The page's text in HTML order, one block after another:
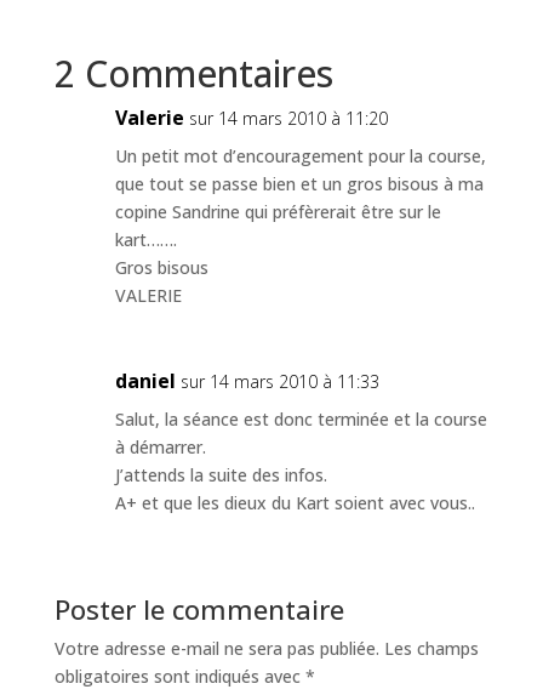
2 Commentaires
Valerie sur 14 mars 2010 à 11:20
Un petit mot d’encouragement pour la course,
que tout se passe bien et un gros bisous à ma
copine Sandrine qui préfèrerait être sur le
kart…….
Gros bisous
VALERIE
daniel sur 14 mars 2010 à 11:33
Salut, la séance est donc terminée et la course
à démarrer.
J’attends la suite des infos.
A+ et que les dieux du Kart soient avec vous..
Poster le commentaire
Votre adresse e-mail ne sera pas publiée. Les champs
obligatoires sont indiqués avec *